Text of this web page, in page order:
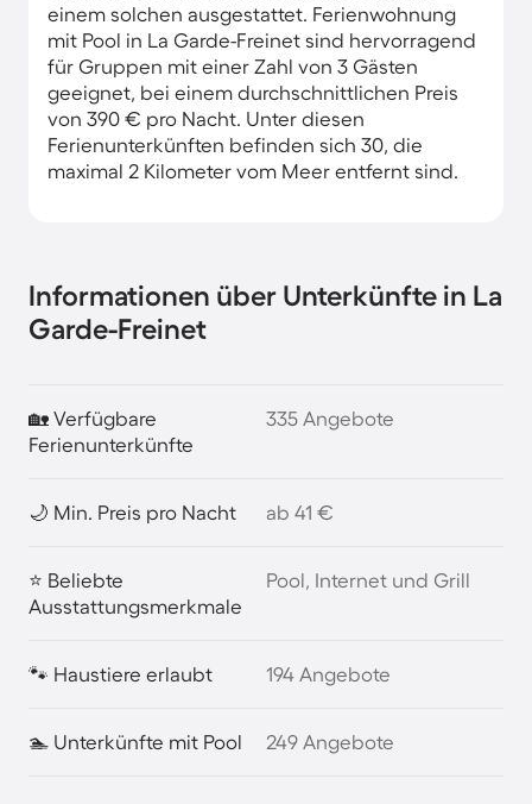
einem solchen ausgestattet. Ferienwohnung
mit Pool in La Garde-Freinet sind hervorragend
für Gruppen mit einer Zahl von 3 Gästen
geeignet, bei einem durchschnittlichen Preis
von 390 € pro Nacht. Unter diesen
Ferienunterkünften befinden sich 30, die
maximal 2 Kilometer vom Meer entfernt sind.
Informationen über Unterkünfte in La
Garde-Freinet
🏡 Verfügbare
Ferienunterkünfte
335 Angebote
🌙 Min. Preis pro Nacht ab 41 €
⭐ Beliebte
Ausstattungsmerkmale
Pool, Internet und Grill
🐾 Haustiere erlaubt 194 Angebote
🏊 Unterkünfte mit Pool 249 Angebote